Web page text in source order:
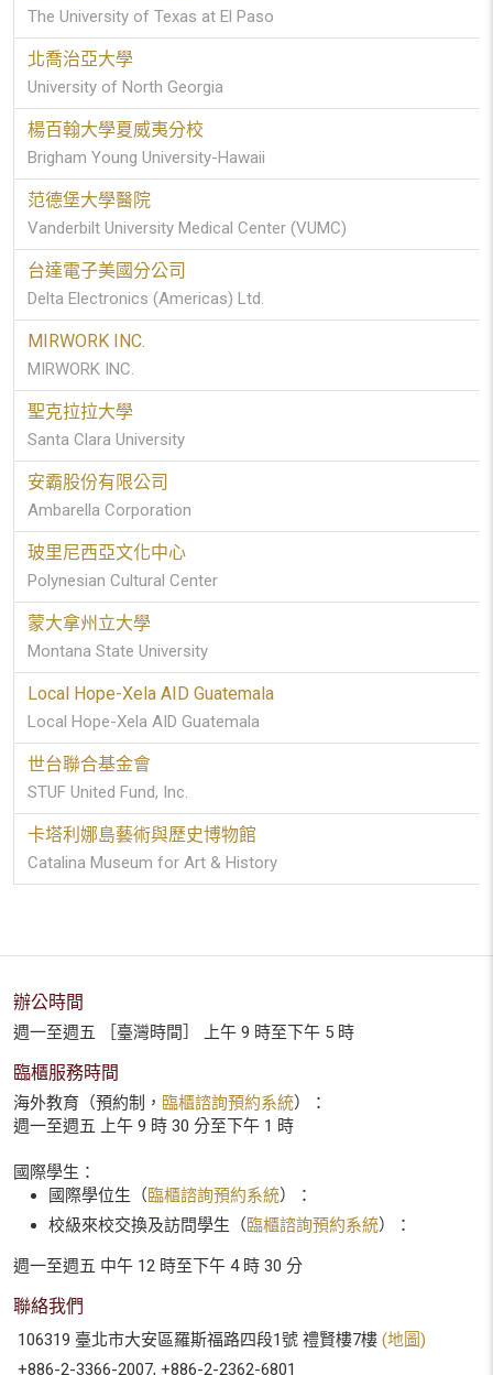
The University of Texas at El Paso
北喬治亞大學
University of North Georgia
楊百翰大學夏威夷分校
Brigham Young University-Hawaii
范德堡大學醫院
Vanderbilt University Medical Center (VUMC)
台達電子美國分公司
Delta Electronics (Americas) Ltd.
MIRWORK INC.
MIRWORK INC.
聖克拉拉大學
Santa Clara University
安霸股份有限公司
Ambarella Corporation
玻里尼西亞文化中心
Polynesian Cultural Center
蒙大拿州立大學
Montana State University
Local Hope-Xela AID Guatemala
Local Hope-Xela AID Guatemala
世台聯合基金會
STUF United Fund, Inc.
卡塔利娜島藝術與歷史博物館
Catalina Museum for Art & History
辦公時間
週一至週五 ［臺灣時間］ 上午 9 時至下午 5 時
臨櫃服務時間
海外教育（預約制， 臨櫃諮詢預約系統）：
週一至週五 上午 9 時 30 分至下午 1 時
國際學生：
國際學位生（臨櫃諮詢預約系統）：
校級來校交換及訪問學生（臨櫃諮詢預約系統）：
週一至週五 中午 12 時至下午 4 時 30 分
聯絡我們
106319 臺北市大安區羅斯福路四段1號 禮賢樓7樓 (地圖)
+886-2-3366-2007, +886-2-2362-6801